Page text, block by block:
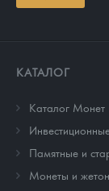
КАТАЛОГ
Каталог Монет
Памятные и
Монеты и